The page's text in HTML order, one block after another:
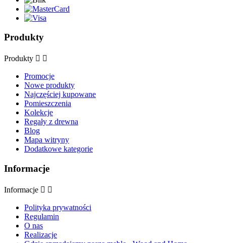
Produkty
Produkty  
Promocje
Nowe produkty
Najczęściej kupowane
Pomieszczenia
Kolekcje
Regały z drewna
Blog
Mapa witryny
Dodatkowe kategorie
Informacje
Informacje  
Polityka prywatności
Regulamin
O nas
Realizacje